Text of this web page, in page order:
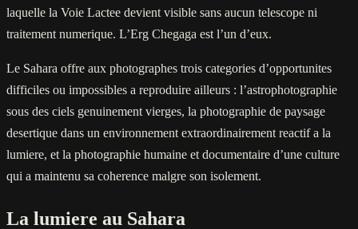
laquelle la Voie Lactee devient visible sans aucun telescope ni
traitement numerique. L’Erg Chegaga est l’un d’eux.
Le Sahara offre aux photographes trois categories d’opportunites
difficiles ou impossibles a reproduire ailleurs : l’astrophotographie
sous des ciels genuinement vierges, la photographie de paysage
desertique dans un environnement extraordinairement reactif a la
lumiere, et la photographie humaine et documentaire d’une culture
qui a maintenu sa coherence malgre son isolement.
La lumiere au Sahara